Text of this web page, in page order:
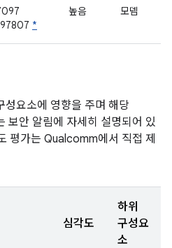
*
높음 모뎀
요소에 영향을 주며 해당
보안 알림에 자세히 설명되어 있
평가는 Qualcomm에서 직접 제
심각도
하위
구성요
소